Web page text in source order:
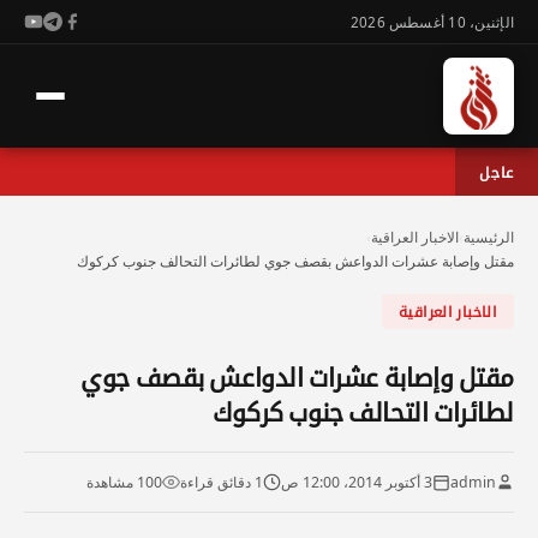
الإثنين، 10 أغسطس 2026
عاجل
الرئيسية الاخبار العراقية
مقتل وإصابة عشرات الدواعش بقصف جوي لطائرات التحالف جنوب كركوك
الاخبار العراقية
مقتل وإصابة عشرات الدواعش بقصف جوي
لطائرات التحالف جنوب كركوك
admin 3 أكتوبر 2014، 12:00 ص 1 دقائق قراءة 100 مشاهدة